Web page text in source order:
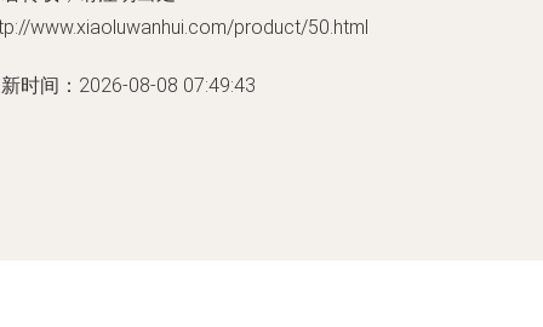
www.xiaoluwanhui.com/product/50.html
时间：2026-08-08 07:49:43